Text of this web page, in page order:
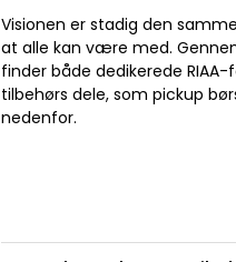
Visionen er stadig den
at alle kan være med.
finder både dedikerede
tilbehørs dele, som pickup
nedenfor.